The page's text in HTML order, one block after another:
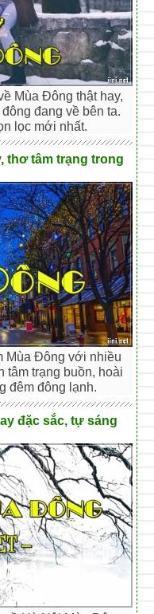
Mùa Đông thật hay,
đang về bên ta.
lọc mới nhất.
thơ tâm trạng trong
Mùa Đông với nhiều
tâm trạng buồn, hoài
đêm đông lạnh.
đặc sắc, tự sáng